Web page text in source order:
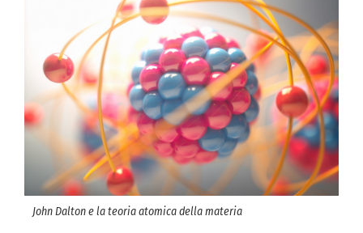
John Dalton e la teoria atomica della materia